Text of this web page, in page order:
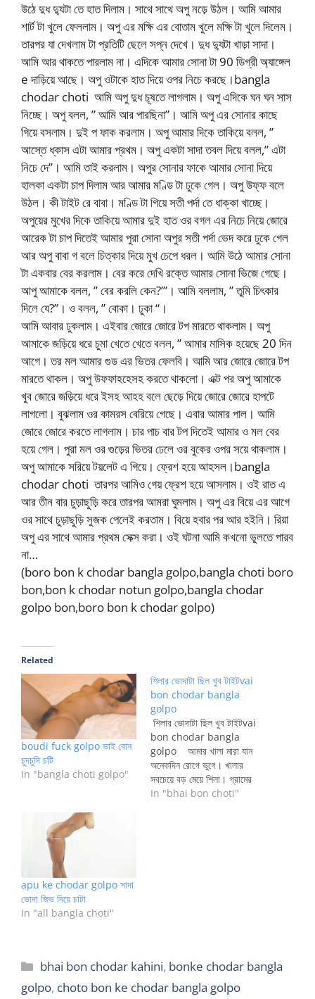
উঠে দুধ দ্যুটা তে হাত দিলাম। সাথে সাথে অপু নড়ে উঠল। আমি আমার
শার্ট টা খুলে ফেললাম। অপু এর মক্ষি এর বোতাম খুলে মক্ষি টা খুলে দিলেম।
তারপর যা দেখলাম টা প্রতিটি ছেলে সপ্ন দেখে। দুধ দ্যুটা খাড়া সাদা।
আমি আর থাকতে পারলাম না। এদিকে আমার সোনা টা 90 ডিগ্রী অ্যাঙ্গেল
e দাড়িয়ে আছে। অপু ওটাকে হাত দিয়ে ওপর নিচে করছে।bangla
chodar choti আমি অপু দুধ চূষতে লাগলাম। অপু এদিকে ঘন ঘন সাস
নিচ্ছে। অপু বলল, ” আমি আর পারছিনা”। আমি অপু এর সোনার কাছে
গিয়ে বসলাম। দুই প ফাক করলাম। অপু আমার দিকে তাকিয়ে বলল, ”
আস্তে ধ্কাস এটা আমার প্রথম। অপু একটা সাদা তবল দিয়ে বলল,” এটা
নিচে দে”। আমি তাই করলাম। অপুর সোনার ফাকে আমার সোনা দিয়ে
হালকা একটা চাপ দিলাম আর আমার মণ্ডি টা ঢুকে গেল। অপু উফ্ফ বলে
উঠল। কী টাইট রে বাবা। মণ্ডি টা গিয়ে সতী পর্দা তে ধাক্কা খাচ্ছে।
অপুয়ের মুখের দিকে তাকিয়ে আমার দুই হাত ওর বগল এর নিচে নিয়ে জোরে
আরেক টা চাপ দিতেই আমার পুরা সোনা অপুর সতী পর্দা ভেদ করে ঢুকে গেল
আর অপু বাবা গ বলে চিত্কার দিয়ে মুখ চেপে ধরল। আমি উঠে আমার সোনা
টা একবার বের করলাম। বের করে দেখি রক্তে আমার সোনা ভিজে গেছে।
আপু আমাকে বলল, ” বের করলি কেন?’”। আমি বললাম, ” তুমি চিৎকার
দিলে যে?”। ও বলল, ” বোকা। ঢুকা “।
আমি আবার ঢুকলাম। এইবার জোরে জোরে টপ মারতে থাকলাম। অপু
আমাকে জড়িয়ে ধরে চুমা খেতে খেতে বলল, ” আমার মাসিক হয়েছে 20 দিন
আগে। তর মল আমার গুড এর ভিতর ফেলবি। আমি আর জোরে জোরে টপ
মারতে থাকল। অপু উফফাহহেসহ করতে থাকলো। এক্ট পর অপু আমাকে
খুব জোরে জড়িয়ে ধরে ইসহ আহহ বলে ছেড়ে দিয়ে জোরে জোরে হাপটে
লাগলো। বুঝলাম ওর কামরস বেরিয়ে গেছে। এবার আমার পাল। আমি
জোরে জোরে করতে লাগলাম। চার পাচ বার টপ দিতেই আমার ও মল বের
হয়ে গেল। পুরা মল ওর গুড়ের ভিতর ঢেলে ওর বুকের ওপর সয়ে থাকলাম।
অপু আমাকে সরিয়ে টয়লেট এ গিয়ে। ফ্রেশ হয়ে আহসল।bangla
chodar choti তারপর আমিও গেয় ফ্রেশ হয়ে আসলাম। ওই রাত এ
আর তীন বার চুড়াছুড়ি করে তারপর আমরা ঘুমলাম। অপু এর বিয়ে এর আগে
ওর সাথে চুড়াছুড়ি সুজক পেলেই করতাম। বিয়ে হবার পর আর হইনি। রিয়া
অপু এর সাথে আমার প্রথম সেক্স করা। ওই ঘটনা আমি কখনো ভুলতে পারব
না…
(boro bon k chodar bangla golpo,bangla choti boro
bon,bon k chodar notun golpo,bangla chodar
golpo bon,boro bon k chodar golpo)
Related
boudi fuck golpo ভাই বোন
চুদচুদি চটি
In "bangla choti golpo"
শিলার ভোদাটা ছিল খুব টাইটvai
bon chodar bangla
golpo
শিলার ভোদাটা ছিল খুব টাইটvai
bon chodar bangla
golpo আমার খালা মারা যান
অনেকদিন রোগে ভুগে। খালার
সবচেয়ে বড় মেয়ে শিলা। গ্রামের
মেয়ে। বাড়িতে ওকে দেখার মতো
In "bhai bon choti"
apu ke chodar golpo সাদা
ভোদা জিভ দিয়ে চাটা
In "all bangla choti"
Categories
bhai bon chodar kahini, bonke chodar bangla
golpo, choto bon ke chodar bangla golpo